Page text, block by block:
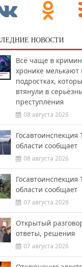
НОВОСТИ
Всё чаще в
хронике мелькают
подростках,
втянули в
преступления
08 августа 2026
Госавтоинспекция
области сообщает
08 августа 2026
Госавтоинспекция
области сообщает
07 августа 2026
Открытый
ответы, решения
07 августа 2026